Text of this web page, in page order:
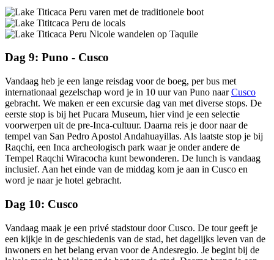
Dag 9: Puno - Cusco
Vandaag heb je een lange reisdag voor de boeg, per bus met
internationaal gezelschap word je in 10 uur van Puno naarCusco
gebracht. We maken er een excursie dag van met diverse stops. De
eerste stop is bij het Pucara Museum, hier vind je een selectie
voorwerpen uit de pre-Inca-cultuur. Daarna reis je door naar de
tempel van San Pedro Apostol Andahuayillas. Als laatste stop je bij
Raqchi, een Inca archeologisch park waar je onder andere de
Tempel Raqchi Wiracocha kunt bewonderen. De lunch is vandaag
inclusief. Aan het einde van de middag kom je aan in Cusco en
word je naar je hotel gebracht.
Dag 10: Cusco
Vandaag maak je een privé stadstour door Cusco. De tour geeft je
een kijkje in de geschiedenis van de stad, het dagelijks leven van de
inwoners en het belang ervan voor de Andesregio. Je begint bij de